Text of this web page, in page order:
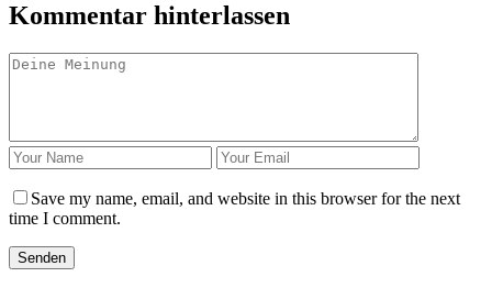
Kommentar hinterlassen
Save my name, email, and website in this browser for the next
time I comment.
Senden